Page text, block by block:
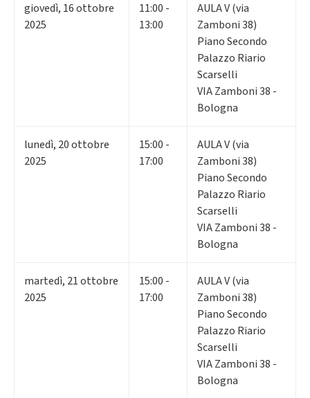
giovedì, 16ottobre
2025
11:00 -
13:00
AULA V (via
Zamboni 38)
Piano Secondo
Palazzo Riario
Scarselli
VIA Zamboni 38 -
Bologna
lunedì, 20ottobre
2025
15:00 -
17:00
AULA V (via
Zamboni 38)
Piano Secondo
Palazzo Riario
Scarselli
VIA Zamboni 38 -
Bologna
martedì, 21ottobre
2025
15:00 -
17:00
AULA V (via
Zamboni 38)
Piano Secondo
Palazzo Riario
Scarselli
VIA Zamboni 38 -
Bologna